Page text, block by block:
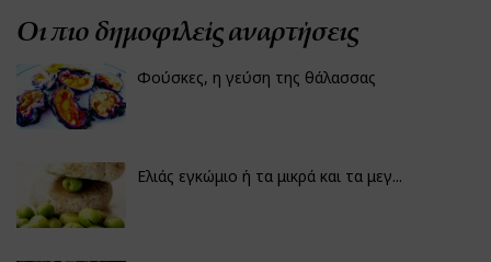
Οι πιο δημοφιλείς αναρτήσεις
Φούσκες, η γεύση της θάλασσας
Ελιάς εγκώμιο ή τα μικρά και τα μεγ...